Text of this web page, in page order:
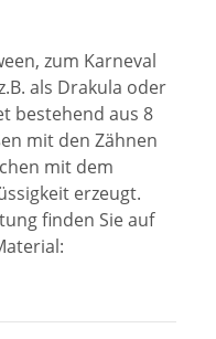
zum Karneval
als Drakula oder
bestehend aus 8
mit den Zähnen
mit dem
erzeugt.
finden Sie auf